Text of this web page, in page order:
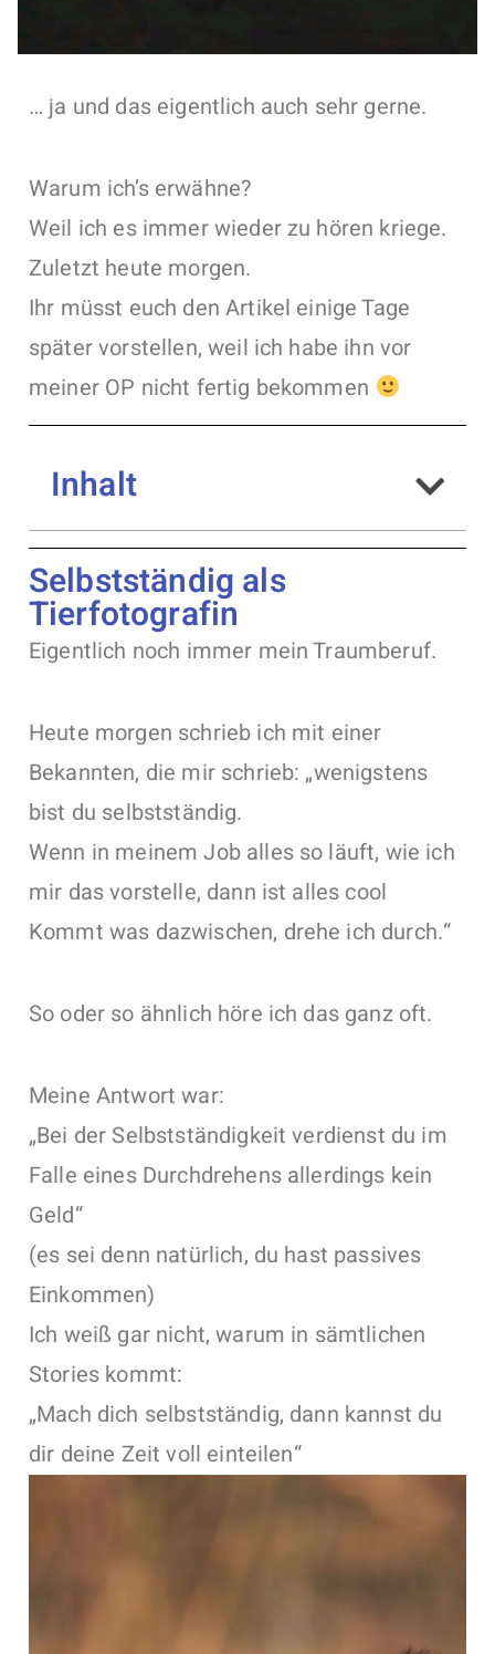
… ja und das eigentlich auch sehr gerne.
Warum ich’s erwähne?
Weil ich es immer wieder zu hören kriege.
Zuletzt heute morgen.
Ihr müsst euch den Artikel einige Tage
später vorstellen, weil ich habe ihn vor
meiner OP nicht fertig bekommen
Inhalt
Selbstständig als
Tierfotografin
Eigentlich noch immer mein Traumberuf.
Heute morgen schrieb ich mit einer
Bekannten, die mir schrieb: „wenigstens
bist du selbstständig.
Wenn in meinem Job alles so läuft, wie ich
mir das vorstelle, dann ist alles cool
Kommt was dazwischen, drehe ich durch.“
So oder so ähnlich höre ich das ganz oft.
Meine Antwort war:
„Bei der Selbstständigkeit verdienst du im
Falle eines Durchdrehens allerdings kein
Geld“
(es sei denn natürlich, du hast passives
Einkommen)
Ich weiß gar nicht, warum in sämtlichen
Stories kommt:
„Mach dich selbstständig, dann kannst du
dir deine Zeit voll einteilen“